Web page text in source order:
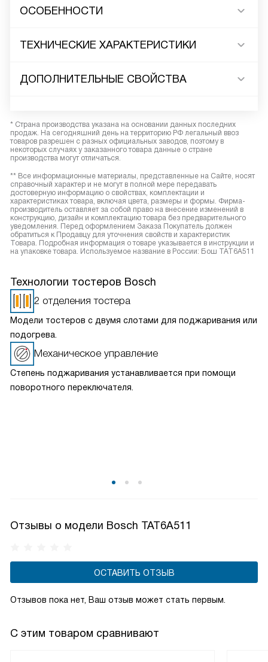
ОСОБЕННОСТИ
ТЕХНИЧЕСКИЕ ХАРАКТЕРИСТИКИ
ДОПОЛНИТЕЛЬНЫЕ СВОЙСТВА
* Страна производства указана на основании данных последних
продаж. На сегодняшний день на территорию РФ легальный ввоз
товаров разрешен с разных официальных заводов, поэтому в
некоторых случаях у заказанного товара данные о стране
производства могут отличаться.
** Все информационные материалы, представленные на Сайте, носят
справочный характер и не могут в полной мере передавать
достоверную информацию о свойствах, комплектации и
характеристиках товара, включая цвета, размеры и формы. Фирма-
производитель оставляет за собой право на внесение изменений в
конструкцию, дизайн и комплектацию товара без предварительного
уведомления. Перед оформлением Заказа Покупатель должен
обратиться к Продавцу для уточнения свойств и характеристик
Товара. Подробная информация о товаре указывается в инструкции и
на упаковке товара. Используемое название в России: Бош TAT6A511
Технологии тостеров Bosch
2 отделения тостера
Модели тостеров с двумя слотами для поджаривания или
подогрева.
Механическое управление
Степень поджаривания устанавливается при помощи
поворотного переключателя.
Отзывы о модели Bosch TAT6A511
ОСТАВИТЬ ОТЗЫВ
Отзывов пока нет, Ваш отзыв может стать первым.
С этим товаром сравнивают